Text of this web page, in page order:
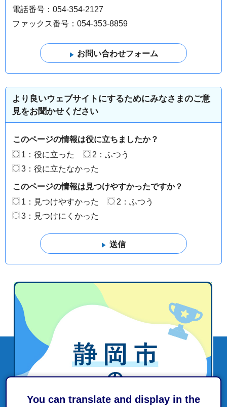
You can translate and display in the
電話番号：054-354-2127
ファックス番号：054-353-8859
より良いウェブサイトにするためにみなさまのご意
見をお聞かせください
このページの情報は役に立ちましたか？
1：役に立った
2：ふつう
3：役に立たなかった
このページの情報は見つけやすかったですか？
1：見つけやすかった
2：ふつう
3：見つけにくかった